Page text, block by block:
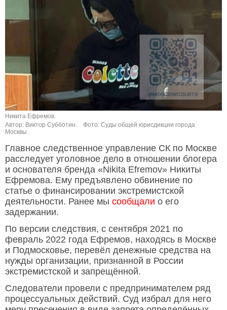
Никита Ефремов.
Автор: Виктор Субботин.
Фото: Суды общей юрисдикции города
Москвы.
Главное следственное управление СК по Москве
расследует уголовное дело в отношении блогера
и основателя бренда «Nikita Efremov» Никиты
Ефремова. Ему предъявлено обвинение по
статье о финансировании экстремистской
деятельности. Ранее мы сообщали о его
задержании.
По версии следствия, с сентября 2021 по
февраль 2022 года Ефремов, находясь в Москве
и Подмосковье, перевёл денежные средства на
нужды организации, признанной в России
экстремистской и запрещённой.
Следователи провели с предпринимателем ряд
процессуальных действий. Суд избрал для него